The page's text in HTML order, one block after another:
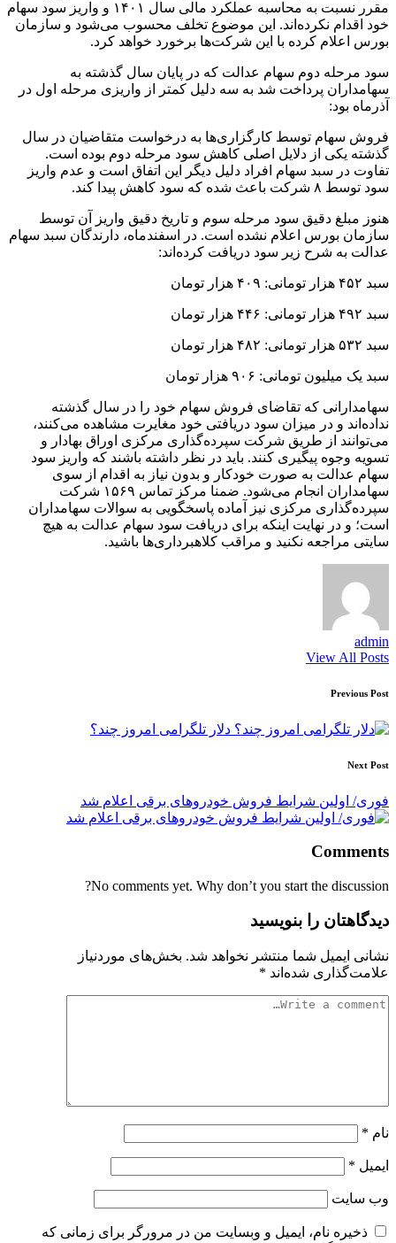
مقرر نسبت به محاسبه عملکرد مالی سال ۱۴۰۱ و واریز سود سهام
خود اقدام نکرده‌اند. این موضوع تخلف محسوب می‌شود و سازمان
بورس اعلام کرده با این شرکت‌ها برخورد خواهد کرد.
سود مرحله دوم سهام عدالت که در پایان سال گذشته به
سهامداران پرداخت شد به سه دلیل کمتر از واریزی مرحله اول در
آذرماه بود:
فروش سهام توسط کارگزاری‌ها به درخواست متقاضیان در سال
گذشته یکی از دلایل اصلی کاهش سود مرحله دوم بوده است.
تفاوت در سبد سهام افراد دلیل دیگر این اتفاق است و عدم واریز
سود توسط ۸ شرکت باعث شده که سود کاهش پیدا کند.
هنوز مبلغ دقیق سود مرحله سوم و تاریخ دقیق واریز آن توسط
سازمان بورس اعلام نشده است. در اسفندماه، دارندگان سبد سهام
عدالت به شرح زیر سود دریافت کرده‌اند:
سبد ۴۵۲ هزار تومانی: ۴۰۹ هزار تومان
سبد ۴۹۲ هزار تومانی: ۴۴۶ هزار تومان
سبد ۵۳۲ هزار تومانی: ۴۸۲ هزار تومان
سبد یک میلیون تومانی: ۹۰۶ هزار تومان
سهامدارانی که تقاضای فروش سهام خود را در سال گذشته
نداده‌اند و در میزان سود دریافتی خود مغایرت مشاهده می‌کنند،
می‌توانند از طریق شرکت سپرده‌گذاری مرکزی اوراق بهادار و
تسویه وجوه پیگیری کنند. باید در نظر داشته باشند که واریز سود
سهام عدالت به صورت خودکار و بدون نیاز به اقدام از سوی
سهامداران انجام می‌شود. ضمنا مرکز تماس ۱۵۶۹ شرکت
سپرده‌گذاری مرکزی نیز آماده پاسخگویی به سوالات سهامداران
است؛ و در نهایت اینکه برای دریافت سود سهام عدالت به هیچ
سایتی مراجعه نکنید و مراقب کلاهبرداری‌ها باشید.
admin
View All Posts
Post
navigation
Previous Post
دلار تلگرامی امروز چند؟
Next Post
فوری/ اولین شرایط فروش خودروهای برقی اعلام شد
Comments
No comments yet. Why don’t you start the discussion?
دیدگاهتان را بنویسید
نشانی ایمیل شما منتشر نخواهد شد. بخش‌های موردنیاز
علامت‌گذاری شده‌اند *
نام *
ایمیل *
وب‌ سایت
ذخیره نام، ایمیل و وبسایت من در مرورگر برای زمانی که